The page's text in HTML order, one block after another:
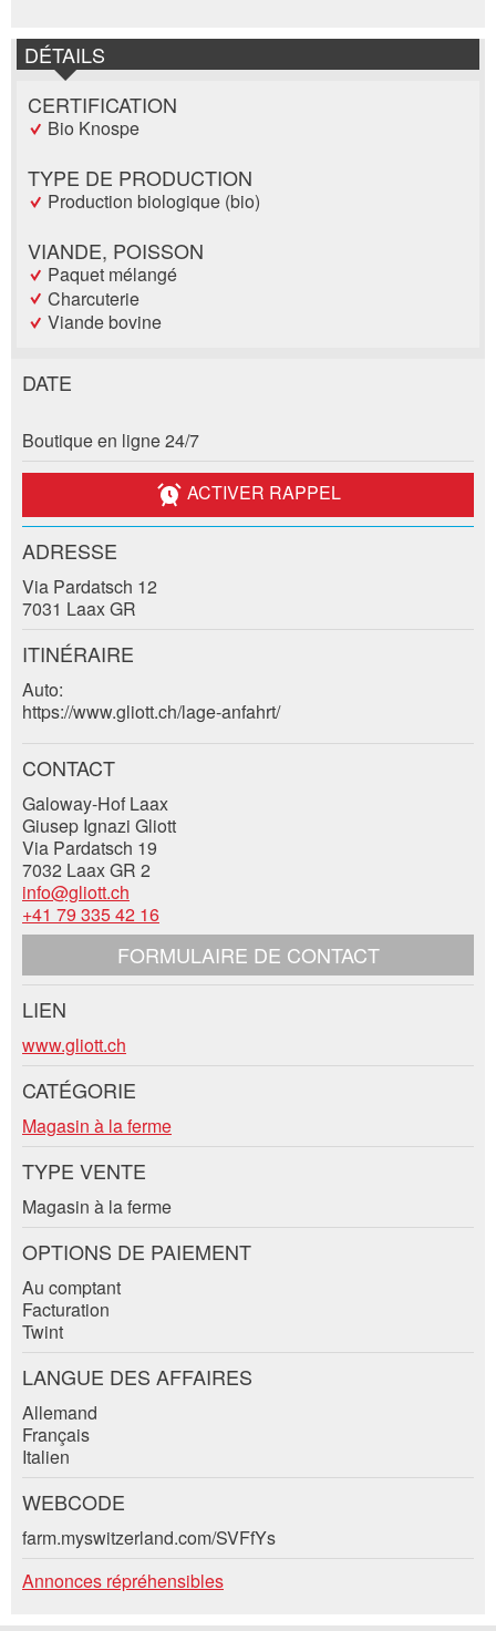
DÉTAILS
CERTIFICATION
Bio Knospe
TYPE DE PRODUCTION
Production biologique (bio)
VIANDE, POISSON
Paquet mélangé
Charcuterie
Viande bovine
Commentaires généraux
Cette annonce n'est plus valable
Annonce incomplète
Nachricht
* Saisie nécessaire
Pour des raisons d'assurance qualité une copie de
l'e-mail est transmise à guidle
ECRIRE UN MESSAGE
Fermer
* Saisie nécessaire
RECOMMANDER L'ANNONCE
Fermer
Réservation
Date de l'événement *:
Nombre de participants *:
Entreprise / organisation:
Complément d'adresse:
Rue et N° *:
NPA / Lieu *:
E-mail *:
Téléphone *:
Message:
* Champ obligatoire
Information: Pour l'assurance qualité, une copie de l' e-
mail est envoyée à guidle
DATE
Boutique en ligne 24/7
ACTIVER RAPPEL
ADRESSE
Via Pardatsch 12
7031 Laax GR
ITINÉRAIRE
Auto:
https://www.gliott.ch/lage-anfahrt/
CONTACT
Galoway-Hof Laax
Giusep Ignazi Gliott
Via Pardatsch 19
7032 Laax GR 2
info@gliott.ch
+41 79 335 42 16
FORMULAIRE DE CONTACT
Contact
Composez un message à la personne de
contact pour cette annonce .
Adresse
LIEN
www.gliott.ch
CATÉGORIE
Magasin à la ferme
TYPE VENTE
Magasin à la ferme
OPTIONS DE PAIEMENT
Au comptant
Facturation
Twint
LANGUE DES AFFAIRES
Allemand
Français
Italien
WEBCODE
farm.myswitzerland.com/SVFfYs
Annonces répréhensibles